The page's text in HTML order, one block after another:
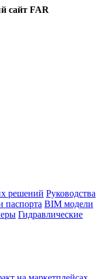
сайт FAR
решений Руководства
паспорта BIM модели
Гидравлические